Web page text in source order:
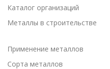
Каталог организаций
Металлы в строительстве
Применение металлов
Сорта металлов